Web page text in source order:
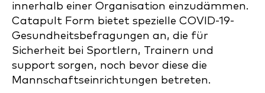
innerhalb einer Organisation einzudämmen.
Catapult Form bietet spezielle COVID-19-
Gesundheitsbefragungen an, die für
Sicherheit bei Sportlern, Trainern und
support sorgen, noch bevor diese die
Mannschaftseinrichtungen betreten.